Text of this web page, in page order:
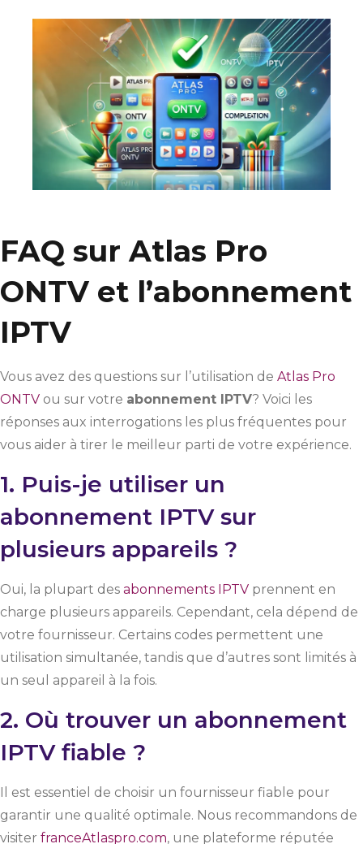
FAQ sur Atlas Pro
ONTV et l’abonnement
IPTV
Vous avez des questions sur l’utilisation de Atlas Pro
ONTV ou sur votre abonnement IPTV? Voici les
réponses aux interrogations les plus fréquentes pour
vous aider à tirer le meilleur parti de votre expérience.
1. Puis-je utiliser un
abonnement IPTV sur
plusieurs appareils ?
Oui, la plupart des abonnements IPTV prennent en
charge plusieurs appareils. Cependant, cela dépend de
votre fournisseur. Certains codes permettent une
utilisation simultanée, tandis que d’autres sont limités à
un seul appareil à la fois.
2. Où trouver un abonnement
IPTV fiable ?
Il est essentiel de choisir un fournisseur fiable pour
garantir une qualité optimale. Nous recommandons de
visiter franceAtlaspro.com, une plateforme réputée